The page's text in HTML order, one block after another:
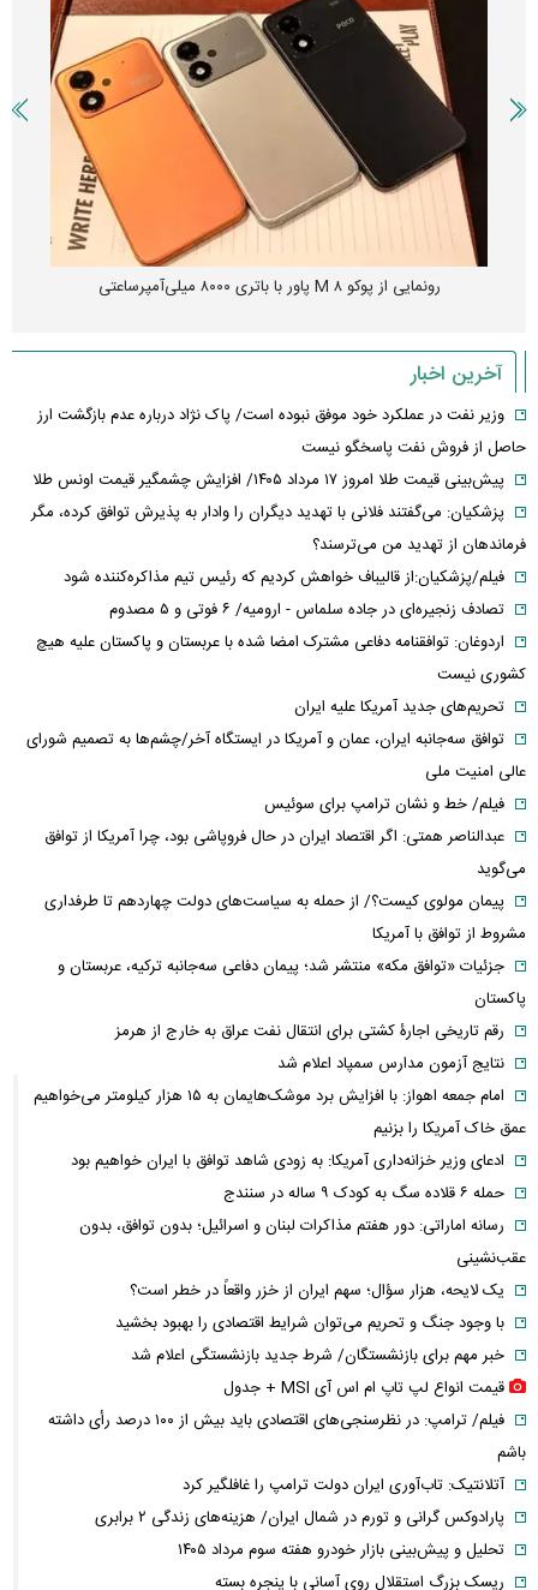
رونمایی از پوکو M ۸ پاور با باتری ۸۰۰۰ میلی‌آمپرساعتی
آخرین اخبار
وزیر نفت در عملکرد خود موفق نبوده است/ پاک نژاد درباره عدم بازگشت ارز
حاصل از فروش نفت پاسخگو نیست
پیش‌بینی قیمت طلا امروز ۱۷ مرداد ۱۴۰۵/ افزایش چشمگیر قیمت اونس طلا
پزشکیان: می‌گفتند فلانی با تهدید دیگران را وادار به پذیرش توافق کرده، مگر
فرماندهان از تهدید من می‌ترسند؟
فیلم/پزشکیان:از قالیباف خواهش کردیم که رئیس تیم مذاکره‌کننده شود
تصادف زنجیره‌ای در جاده سلماس - ارومیه/ ۶ فوتی و ۵ مصدوم
اردوغان: توافقنامه دفاعی مشترک امضا شده با عربستان و پاکستان علیه هیچ
کشوری نیست
تحریم‌های جدید آمریکا علیه ایران
توافق سه‌جانبه ایران، عمان و آمریکا در ایستگاه آخر/چشم‌ها به تصمیم شورای
عالی امنیت ملی
فیلم/ خط و نشان ترامپ برای سوئیس
عبدالناصر همتی: اگر اقتصاد ایران در حال فروپاشی بود، چرا آمریکا از توافق
می‌گوید
پیمان مولوی کیست؟/ از حمله به سیاست‌های دولت چهاردهم تا طرفداری
مشروط از توافق با آمریکا
جزئیات «توافق مکه» منتشر شد؛ پیمان دفاعی سه‌جانبه ترکیه، عربستان و
پاکستان
رقم تاریخی اجارۀ کشتی برای انتقال نفت عراق به خارج از هرمز
نتایج آزمون مدارس سمپاد اعلام شد
امام‌ جمعه اهواز: با افزایش برد موشک‌هایمان به ۱۵ هزار کیلومتر می‌خواهیم
عمق خاک آمریکا را بزنیم
ادعای وزیر خزانه‌داری آمریکا: به زودی شاهد توافق با ایران خواهیم بود
حمله ۶ قلاده سگ به کودک ۹ ساله در سنندج
رسانه اماراتی: دور هفتم مذاکرات لبنان و اسرائیل؛ بدون توافق، بدون
عقب‌نشینی
یک لایحه، هزار سؤال؛ سهم ایران از خزر واقعاً در خطر است؟
با وجود جنگ و تحریم می‌توان شرایط اقتصادی را بهبود بخشید
خبر مهم برای بازنشستگان/ شرط جدید بازنشستگی اعلام شد
قیمت انواع لپ تاپ ام اس آی MSI + جدول
فیلم/ ترامپ: در نظرسنجی‌های اقتصادی باید بیش از ۱۰۰ درصد رأی داشته
باشم
آتلانتیک: تاب‌آوری ایران دولت ترامپ را غافلگیر کرد
پارادوکس گرانی و تورم در شمال ایران/ هزینه‌های زندگی ۲ برابری
تحلیل و پیش‌بینی بازار خودرو هفته سوم مرداد ۱۴۰۵
ریسک بزرگ استقلال روی آسانی با پنجره بسته